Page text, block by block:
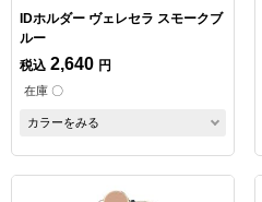
IDホルダー ヴェレセラ スモークブ
ルー
税込 2,640 円
在庫 〇
カラーをみる